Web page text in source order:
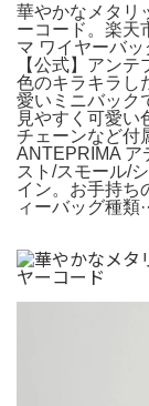
華やかなメタリ
ーコード。楽天
マ ワイヤーバッ
【公式】アン
色のキラキラし
愛いミニバック
見やすく可愛い
チェーンなど付
ANTEPRIMA
スト/スモール/
イン。お手持ち
ィーバッグ種類